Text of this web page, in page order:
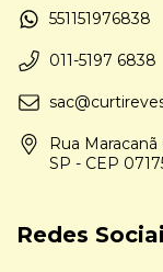
551151976838
011-5197 6838
Rua
SP - CEP
Redes